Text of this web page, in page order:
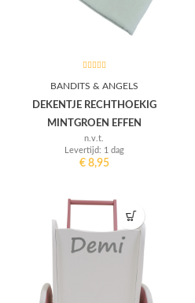
BANDITS & ANGELS
DEKENTJE RECHTHOEKIG
MINTGROEN EFFEN
n.v.t.
Levertijd: 1 dag
€ 8,95